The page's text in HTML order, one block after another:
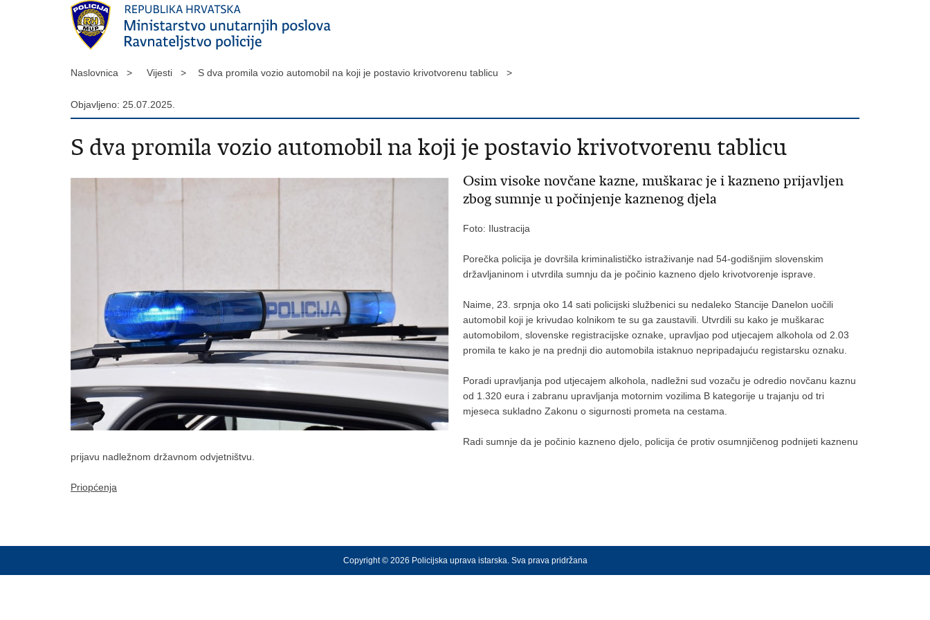
Naslovnica > Vijesti > S dva promila vozio automobil na koji je postavio krivotvorenu tablicu >
Objavljeno: 25.07.2025.
S dva promila vozio automobil na koji je postavio krivotvorenu tablicu
Osim visoke novčane kazne, muškarac je i kazneno prijavljen
zbog sumnje u počinjenje kaznenog djela
Foto: Ilustracija
Porečka policija je dovršila kriminalističko istraživanje nad 54-godišnjim slovenskim
državljaninom i utvrdila sumnju da je počinio kazneno djelo krivotvorenje isprave.
Naime, 23. srpnja oko 14 sati policijski službenici su nedaleko Stancije Danelon uočili
automobil koji je krivudao kolnikom te su ga zaustavili. Utvrdili su kako je muškarac
automobilom, slovenske registracijske oznake, upravljao pod utjecajem alkohola od 2.03
promila te kako je na prednji dio automobila istaknuo nepripadajuću registarsku oznaku.
Poradi upravljanja pod utjecajem alkohola, nadležni sud vozaču je odredio novčanu kaznu
od 1.320 eura i zabranu upravljanja motornim vozilima B kategorije u trajanju od tri
mjeseca sukladno Zakonu o sigurnosti prometa na cestama.
Radi sumnje da je počinio kazneno djelo, policija će protiv osumnjičenog podnijeti kaznenu
prijavu nadležnom državnom odvjetništvu.
Priopćenja
Copyright © 2026 Policijska uprava istarska. Sva prava pridržana